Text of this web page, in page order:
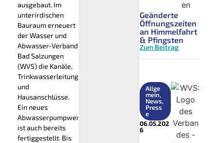
ausgebaut. Im
unterirdischen
Bauraum erneuert
der Wasser und
Abwasser-Verband
Bad Salzungen
(WVS) die Kanäle,
Trinkwasserleitungen
und
Hausanschlüsse.
Ein neues
Abwasserpumpwerk
ist auch bereits
fertiggestellt. Bis
Geänderte
Öffnungszeiten
an Himmelfahrt
& Pfingsten
Zum Beitrag
Allge
mein,
News,
Press
e
06.05.202
6